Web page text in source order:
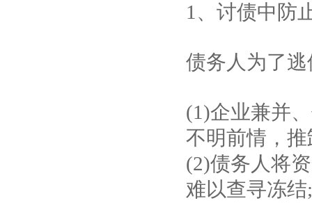
1、讨债中防
债务人为了
(1)企业兼并
不明前情，
(2)债务人将
难以查寻冻结;